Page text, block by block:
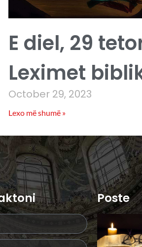
E diel, 29
Leximet
October 29, 2023
Lexo më shumë »
Poste